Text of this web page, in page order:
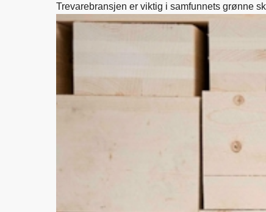
Trevarebransjen er viktig i samfunnets grønne